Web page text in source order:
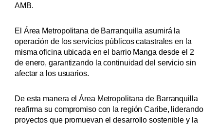
AMB.
El Área Metropolitana de Barranquilla asumirá la
operación de los servicios públicos catastrales en la
misma oficina ubicada en el barrio Manga desde el 2
de enero, garantizando la continuidad del servicio sin
afectar a los usuarios.
De esta manera el Área Metropolitana de Barranquilla
reafirma su compromiso con la región Caribe, liderando
proyectos que promuevan el desarrollo sostenible y la